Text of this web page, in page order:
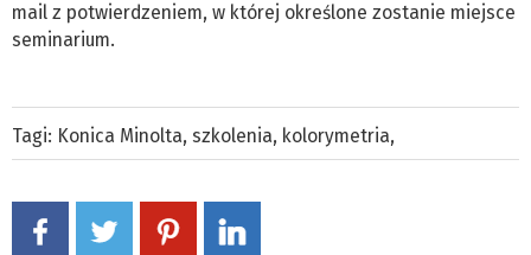
mail z potwierdzeniem, w której określone zostanie miejsce
seminarium.
Tagi: Konica Minolta, szkolenia, kolorymetria,